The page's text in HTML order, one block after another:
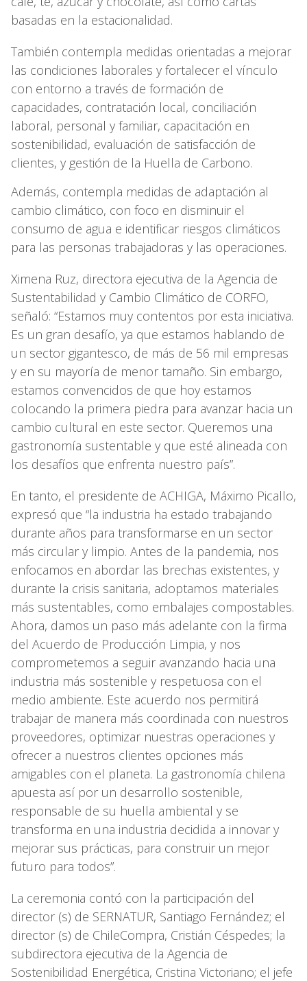
basadas en la estacionalidad.
También contempla medidas orientadas a mejorar
las condiciones laborales y fortalecer el vínculo
con entorno a través de formación de
capacidades, contratación local, conciliación
laboral, personal y familiar, capacitación en
sostenibilidad, evaluación de satisfacción de
clientes, y gestión de la Huella de Carbono.
Además, contempla medidas de adaptación al
cambio climático, con foco en disminuir el
consumo de agua e identificar riesgos climáticos
para las personas trabajadoras y las operaciones.
Ximena Ruz, directora ejecutiva de la Agencia de
Sustentabilidad y Cambio Climático de CORFO,
señaló: “Estamos muy contentos por esta iniciativa.
Es un gran desafío, ya que estamos hablando de
un sector gigantesco, de más de 56 mil empresas
y en su mayoría de menor tamaño. Sin embargo,
estamos convencidos de que hoy estamos
colocando la primera piedra para avanzar hacia un
cambio cultural en este sector. Queremos una
gastronomía sustentable y que esté alineada con
los desafíos que enfrenta nuestro país”.
En tanto, el presidente de ACHIGA, Máximo Picallo,
expresó que “la industria ha estado trabajando
durante años para transformarse en un sector
más circular y limpio. Antes de la pandemia, nos
enfocamos en abordar las brechas existentes, y
durante la crisis sanitaria, adoptamos materiales
más sustentables, como embalajes compostables.
Ahora, damos un paso más adelante con la firma
del Acuerdo de Producción Limpia, y nos
comprometemos a seguir avanzando hacia una
industria más sostenible y respetuosa con el
medio ambiente. Este acuerdo nos permitirá
trabajar de manera más coordinada con nuestros
proveedores, optimizar nuestras operaciones y
ofrecer a nuestros clientes opciones más
amigables con el planeta. La gastronomía chilena
apuesta así por un desarrollo sostenible,
responsable de su huella ambiental y se
transforma en una industria decidida a innovar y
mejorar sus prácticas, para construir un mejor
futuro para todos”.
La ceremonia contó con la participación del
director (s) de SERNATUR, Santiago Fernández; el
director (s) de ChileCompra, Cristián Céspedes; la
subdirectora ejecutiva de la Agencia de
Sostenibilidad Energética, Cristina Victoriano; el jefe